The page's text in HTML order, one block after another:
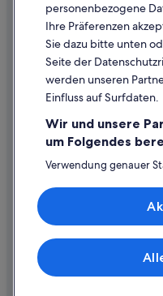
Inhaltsrichtlinien und Melden
Hilfe
Hilfe
Rückerstattungsprozess und
Buchen Sie einen Flug mit
Internationale
© 2026 Expedia, Inc., ein
vorbehalten. Expedia und
personenbezogene
Ihre Präferenzen
Sie dazu bitte unten
Seite der
werden unseren
Einfluss auf Surfdaten.
Wir und unsere
um Folgendes
Verwendung genauer
Speichern von oder
Endgerät.
von Werbeleistung und
Liste der Partner